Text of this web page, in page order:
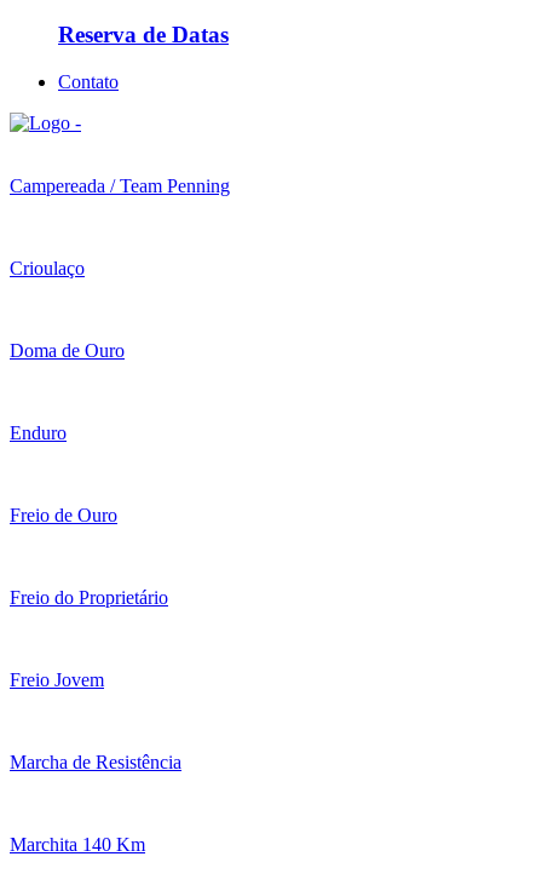
Reserva de Datas
Contato
Campereada / Team Penning
Crioulaço
Doma de Ouro
Enduro
Freio de Ouro
Freio do Proprietário
Freio Jovem
Marcha de Resistência
Marchita 140 Km